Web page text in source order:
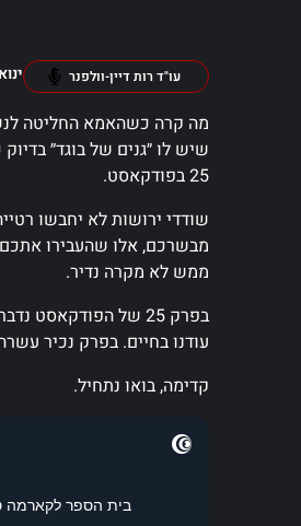
עו"ד רות דיין-וולפנר ינואר
מה קרה כשהאמא החליטה
שיש לו ״גנים של בוגד״
25 בפודקאסט.
שודדי ירושותלא יחבשו
מבשרכם, אלו שהעבירו אתכם
ממש לא מקרה נדיר.
בפרק 25 של
עודנו בחיים. בפרק נכיר
קדימה, בואו נתחיל.